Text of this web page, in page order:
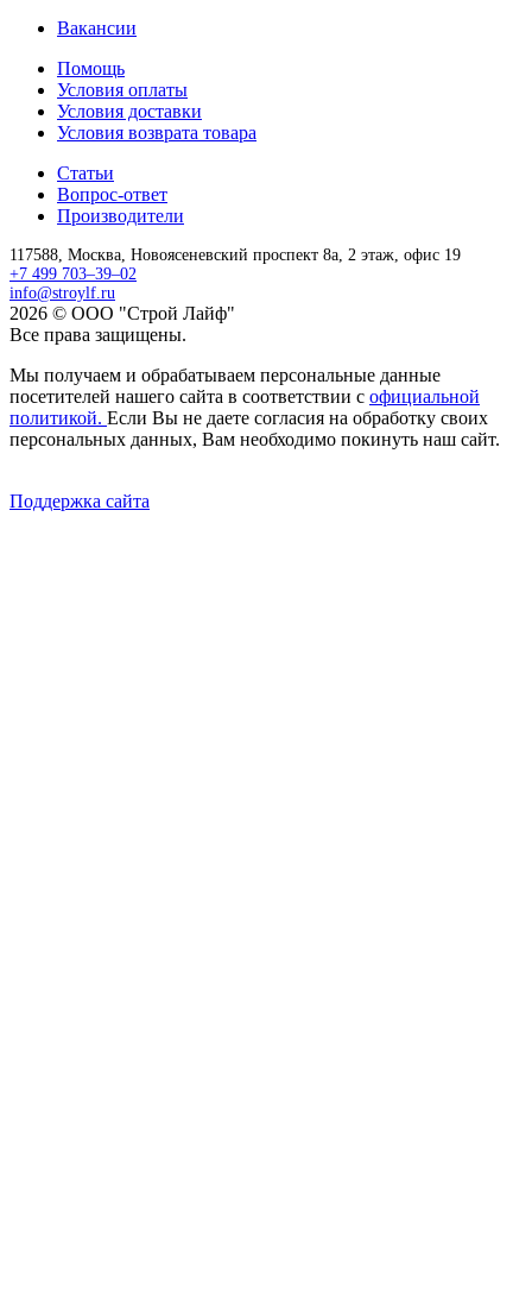
Вакансии
Помощь
Условия оплаты
Условия доставки
Условия возврата товара
Статьи
Вопрос-ответ
Производители
117588, Москва, Новоясеневский проспект 8а, 2 этаж, офис 19
+7 499 703–39–02
info@stroylf.ru
2026 © ООО "Строй Лайф"
Все права защищены.
Мы получаем и обрабатываем персональные данные
посетителей нашего сайта в соответствии с официальной
политикой. Если Вы не даете согласия на обработку своих
персональных данных, Вам необходимо покинуть наш сайт.
Поддержка сайта